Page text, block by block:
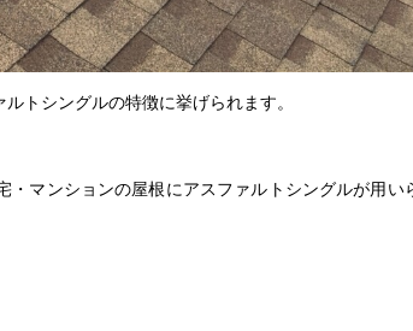
トシングルの特徴に挙げられます。
マンションの屋根にアスファルトシングルが用い